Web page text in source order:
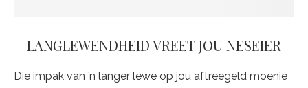
LANGLEWENDHEID VREET JOU NESEIER
Die impak van ’n langer lewe op jou aftreegeld moenie